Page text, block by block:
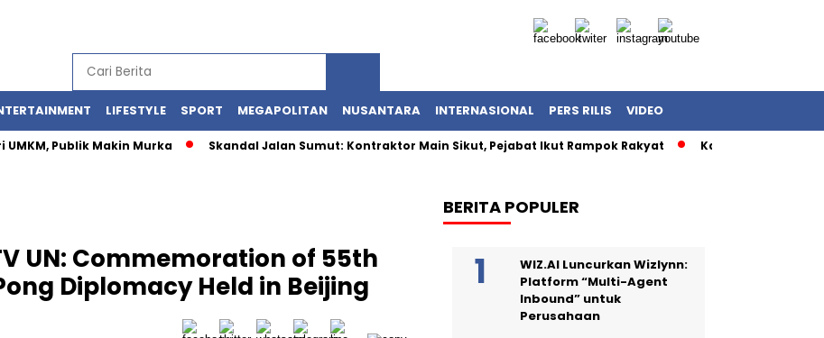
LIFESTYLE SPORT MEGAPOLITAN NUSANTARA INTERNASIONAL PERS RILIS VIDEO
UMKM, Publik Makin Murka Skandal Jalan Sumut: Kontraktor Main Sikut, Pejabat Ikut Rampok Rakyat Kasus Korupsi
UN: Commemoration of 55th
Diplomacy Held in Beijing
BERITA POPULER
WIZ.AI Luncurkan Wizlynn:
Platform “Multi-Agent
Inbound” untuk
Perusahaan